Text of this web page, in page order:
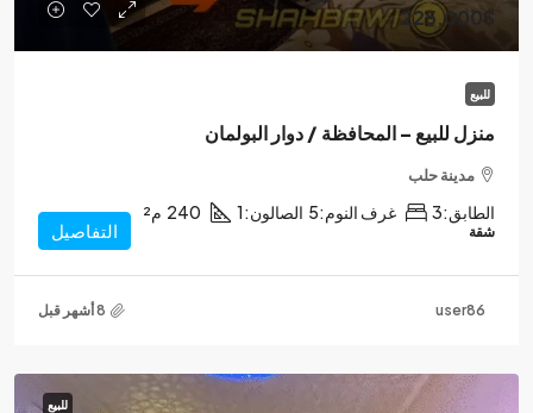
225,000$
للبيع
منزل للبيع – المحافظة / دوار البولمان
مدينة حلب
الطابق:3 غرف النوم:5 الصالون:1
240 م²
شقة التفاصيل
user86
للبيع